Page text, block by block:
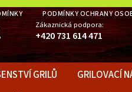
PODMÍNKY OCHRANY
Zákaznická podpora:
+420 731 614 471
GRILŮ GRILOVACÍ